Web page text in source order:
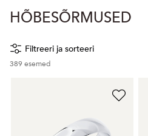
HÕBESÕRMUSED
Filtreeri ja sorteeri
389 esemed